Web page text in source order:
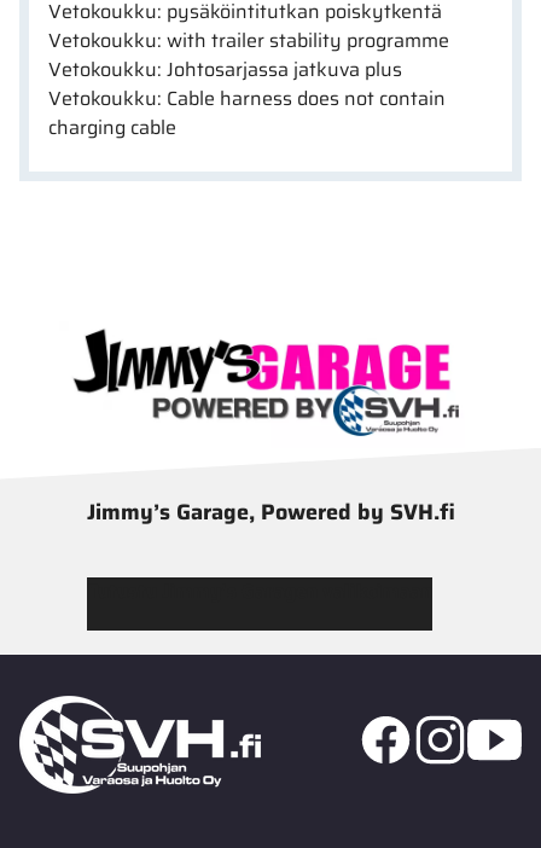
Vetokoukku: pysäköintitutkan poiskytkentä
Vetokoukku: with trailer stability programme
Vetokoukku: Johtosarjassa jatkuva plus
Vetokoukku: Cable harness does not contain
charging cable
Jimmy’s Garage, Powered by SVH.fi